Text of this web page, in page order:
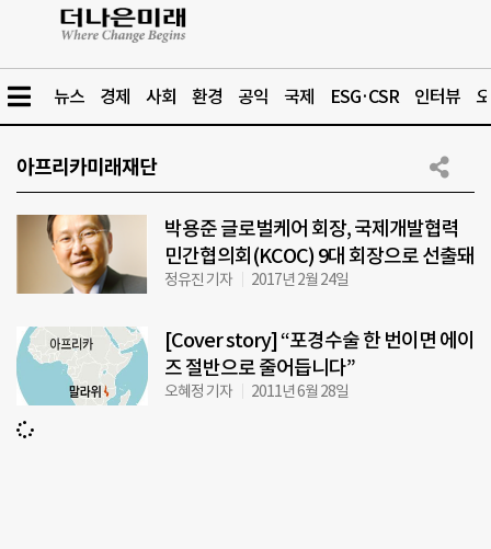
뉴스 경제 사회 환경 공익 국제 ESG·CSR 인터뷰
아프리카미래재단
박용준 글로벌케어 회장, 국제개발협력
민간협의회(KCOC) 9대 회장으로 선출돼
정유진 기자 2017년 2월 24일
[Cover story] “포경수술 한 번이면 에이
즈 절반으로 줄어듭니다”
오혜정 기자 2011년 6월 28일